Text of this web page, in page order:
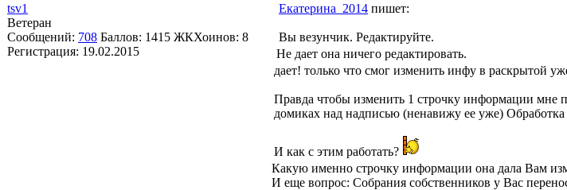
tsv1
Ветеран
Сообщений: 708 Баллов: 1415 ЖКХоинов: 8
Регистрация: 19.02.2015
Екатерина_2014 пишет:
Вы везунчик. Редактируйте.
Не дает она ничего редактировать.
дает! только что смог изменить инфу в раскрытой
Правда чтобы изменить 1 строчку информации мне
домиках над надписью (ненавижу ее уже) Обработка
И как с этим работать?
Какую именно строчку информации она дала Вам
И еще вопрос: Собрания собственников у Вас